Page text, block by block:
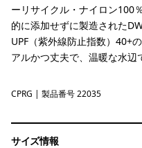
ーリサイクル・ナイロン100
的に添加せずに製造された
UPF（紫外線防止指数）40+
アルかつ丈夫で、温暖な水
Caper Green
CPRG | 製品番号 22035
サイズ情報